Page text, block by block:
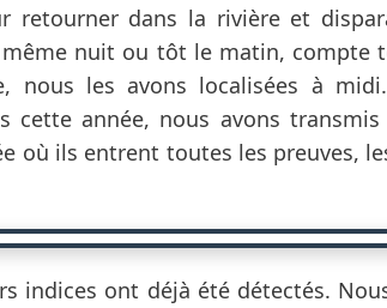
retourner dans la rivière et
nuit ou tôt le matin, compte
nous les avons localisées à
cette année, nous avons
où ils entrent toutes les preuves,
indices ont déjà été détectés.